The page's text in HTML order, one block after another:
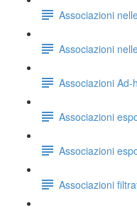
Associazioni
Associazioni
Associazioni Ad-
Associazioni
Associazioni
Associazioni